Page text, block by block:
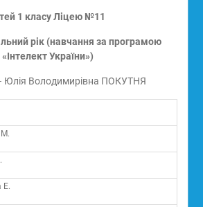
1 класу Ліцею №11
рік (навчання за програмою
«Інтелект України»)
Юлія Володимирівна ПОКУТНЯ
М.
Е.